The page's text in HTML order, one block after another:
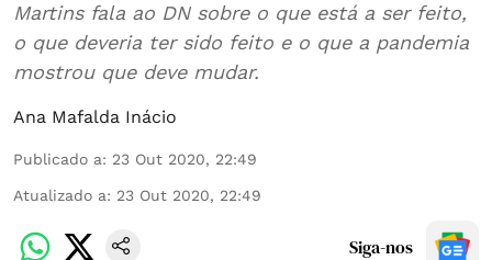
Martins fala ao DN sobre o que está a ser feito,
o que deveria ter sido feito e o que a pandemia
mostrou que deve mudar.
Ana Mafalda Inácio
Publicado a: 23 Out 2020, 22:49
Atualizado a: 23 Out 2020, 22:49
Siga-nos